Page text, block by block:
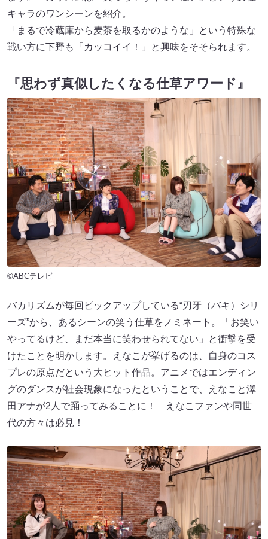
キャラのワンシーンを紹介。
「まるで冷蔵庫から麦茶を取るかのような」という特殊な
戦い方に下野も「カッコイイ！」と興味をそそられます。
『思わず真似したくなる仕草アワード』
©ABCテレビ
バカリズムが毎回ピックアップしている“刃牙（バキ）シリ
ーズ”から、あるシーンの笑う仕草をノミネート。「お笑い
やってるけど、まだ本当に笑わせられてない」と衝撃を受
けたことを明かします。えなこが挙げるのは、自身のコス
プレの原点だという大ヒット作品。アニメではエンディン
グのダンスが社会現象になったということで、えなこと澤
田アナが2人で踊ってみることに！ えなこファンや同世
代の方々は必見！